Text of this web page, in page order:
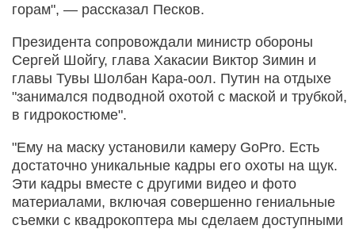
горам", — рассказал Песков.
Президента сопровождали министр обороны
Сергей Шойгу, глава Хакасии Виктор Зимин и
главы Тувы Шолбан Кара-оол. Путин на отдыхе
"занимался подводной охотой с маской и трубкой,
в гидрокостюме".
"Ему на маску установили камеру GoPro. Есть
достаточно уникальные кадры его охоты на щук.
Эти кадры вместе с другими видео и фото
материалами, включая совершенно гениальные
съемки с квадрокоптера мы сделаем доступными